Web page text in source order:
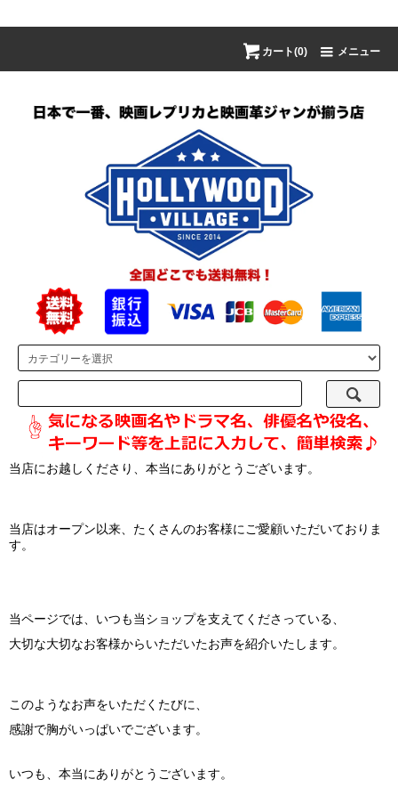
カート(0) メニュー
当店にお越しくださり、本当にありがとうございます。
当店はオープン以来、たくさんのお客様にご愛顧いただいておりま
す。
当ページでは、いつも当ショップを支えてくださっている、
大切な大切なお客様からいただいたお声を紹介いたします。
このようなお声をいただくたびに、
感謝で胸がいっぱいでございます。
いつも、本当にありがとうございます。